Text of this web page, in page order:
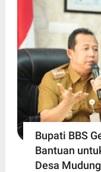
Bupati BBS
Bantuan
Desa